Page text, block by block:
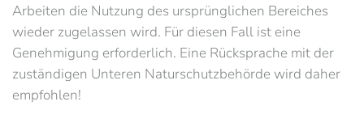
Arbeiten die Nutzung des ursprünglichen Bereiches
wieder zugelassen wird. Für diesen Fall ist eine
Genehmigung erforderlich. Eine Rücksprache mit der
zuständigen Unteren Naturschutzbehörde wird daher
empfohlen!